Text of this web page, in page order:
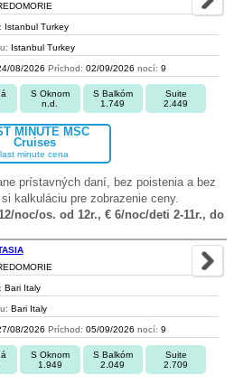
Istanbul Turkey
Istanbul Turkey
08/2026 Príchod: 02/09/2026 nocí: 9
S Oknom
n.d.
S Balkóm
1.749
Suite
2.449
MINUTE MSC
Cruises
last minute cena
prístavných daní, bez poistenia a bez
kalkuláciu pre zobrazenie ceny.
noc/os. od 12r., € 6/noc/deti 2-11r., do
Bari Italy
Bari Italy
08/2026 Príchod: 05/09/2026 nocí: 9
S Oknom
1.949
S Balkóm
2.049
Suite
2.709